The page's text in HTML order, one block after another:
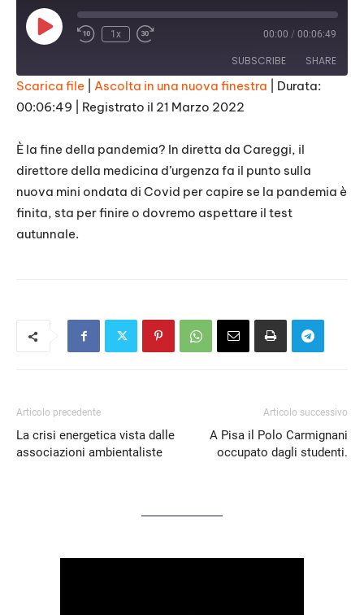
Play
Episode
1x 00:00 / 00:06:49
SUBSCRIBE SHARE
SHARE
LINK
EMBED
Scarica file Ascolta in una nuova finestra
Durata:
00:06:49
Registrato il 21 Marzo 2022
È la fine della pandemia? In diretta da Careggi, il
direttore della medicina d’urgenza fa il punto sulla
nuova mini ondata di Covid per capire se la pandemia è
finita, sta per finire o dovremo aspettare il test
autunnale.
Articolo precedente
La crisi energetica vista dalle
associazioni ambientaliste
Articolo successivo
A Pisa il Polo Carmignani
occupato dagli studenti.